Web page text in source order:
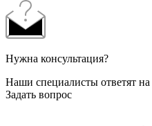
Нужна консультация?
Наши специалисты ответят
Задать вопрос